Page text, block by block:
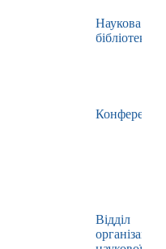
Наукова
бібліотека
Конференції
Відділ
організації